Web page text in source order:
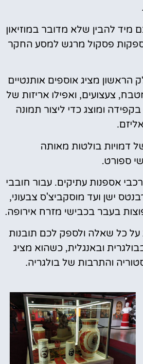
להבין שלא מדובר במוזיאון
פסקול מרגש למסע החקר
הראשון מציג אוספים אותנטיים
צעצועים, ואפילו אריזות של
ומוצג כדי ליצור תמונה
דמויות בולטות מאותה
ספורט.
בחלקו השני של המוזיאון תתקלו באוסף מרשים של למעלה מ-50 רכבי אספנות עתיקים. עבור חובבי
ישן ועד מוסקביצ'ס צבעוני,
בעבר בכבישי מזרח אירופה.
על כל שאלה ולספק לכם תובנות
ובאנגלית, כשהוא מציג
והתרבות של בולגריה.